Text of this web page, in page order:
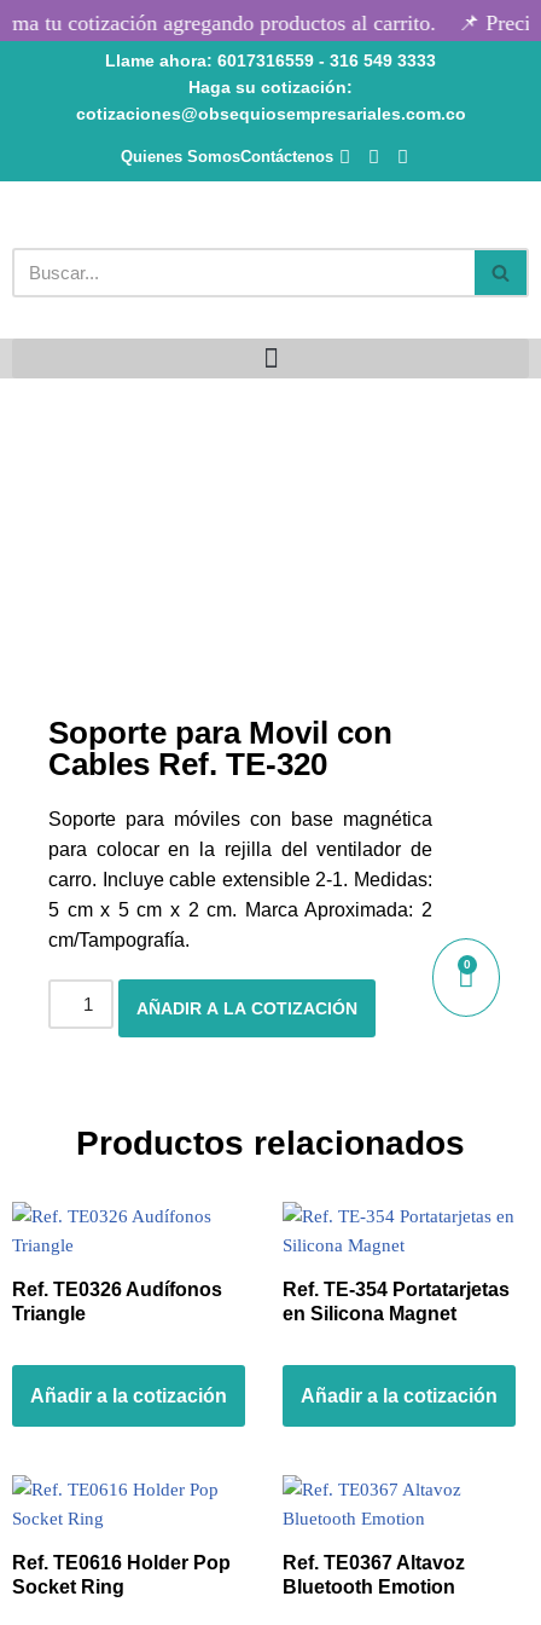
contenido
tu cotización agregando productos al carrito. 📌
Llame ahora: 6017316559 - 316 549 3333
Haga su cotización:
cotizaciones@obsequiosempresariales.com.co
Quienes SomosContáctenos
0
Soporte para Movil con
Cables Ref. TE-320
Soporte para móviles con base magnética
para colocar en la rejilla del ventilador de
carro. Incluye cable extensible 2-1. Medidas:
5 cm x 5 cm x 2 cm. Marca Aproximada: 2
cm/Tampografía.
AÑADIR A LA COTIZACIÓN
Productos relacionados
Ref. TE0326 Audífonos
Triangle
Añadir a la cotización
Ref. TE-354 Portatarjetas
en Silicona Magnet
Añadir a la cotización
Ref. TE0616 Holder Pop
Socket Ring
Ref. TE0367 Altavoz
Bluetooth Emotion